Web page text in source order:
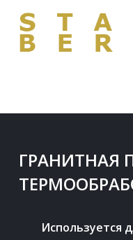
ГРАНИТНАЯ
Используется